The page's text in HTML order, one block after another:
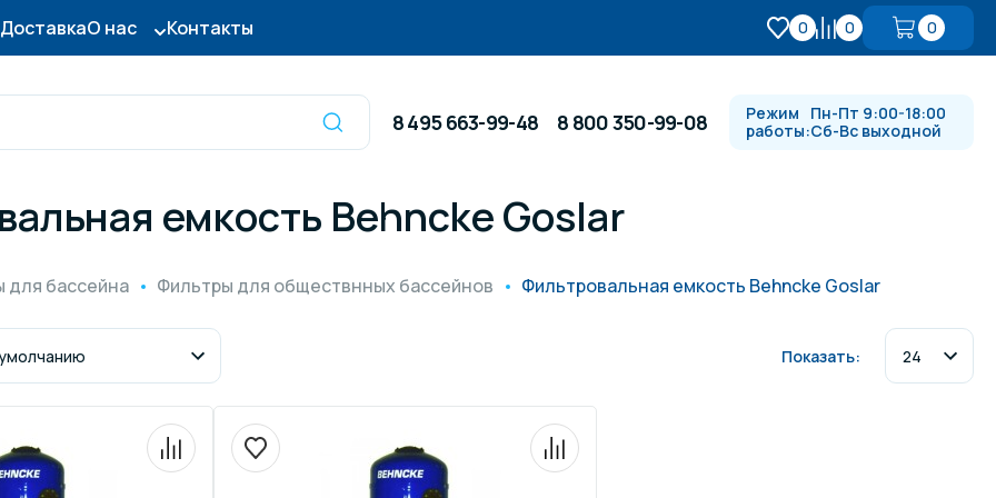
ДоставкаО нас Контакты 0 0 0
Оборудование для
Водопады, водяные пушки и
покрытия Химия для бассейнов
8 495 663-99-48 8 800 350-99-08
Режим
работы:
Пн-Пт 9:00-18:00
Сб-Вс выходной
емкость Behncke Goslar
для бассейна Фильтры для обществнных бассейнов Фильтровальная емкость Behncke Goslar
Показать: